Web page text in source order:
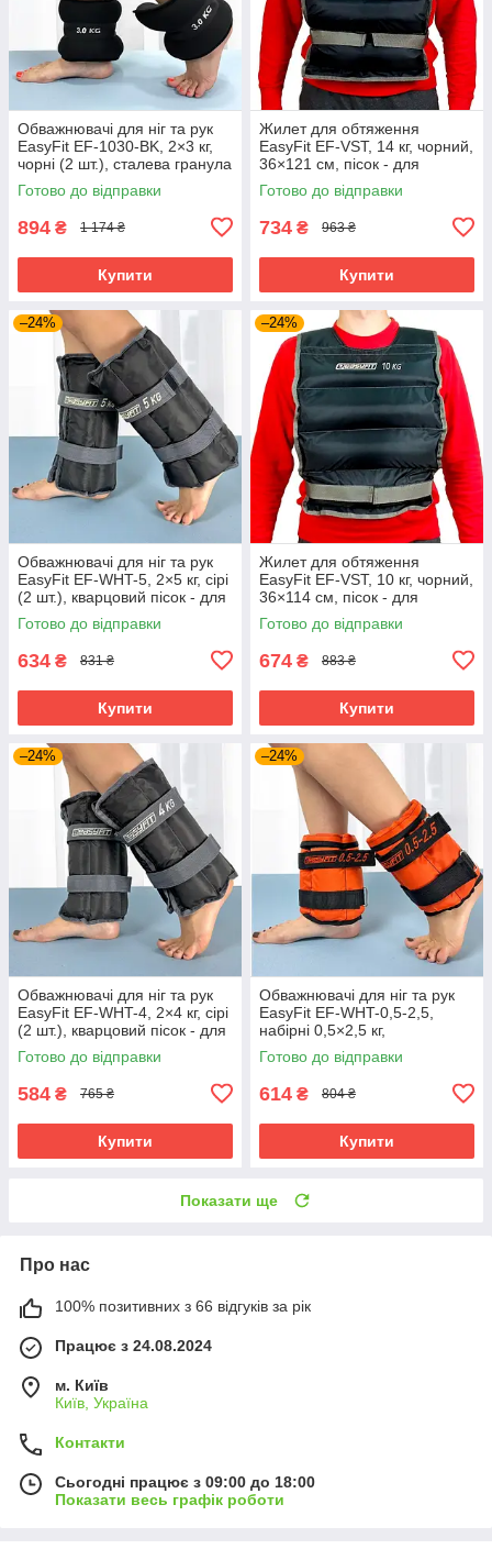
Обважнювачі для ніг та рук
EasyFit EF-1030-BK, 2×3 кг,
чорні (2 шт.), сталева гранула
- для фітнесу, бігу та
аеробіки
Готово до відправки
894 ₴ 1 174 ₴
Купити
Жилет для обтяження
EasyFit EF-VST, 14 кг, чорний,
36×121 см, пісок - для
фітнесу, функціональних
тренувань і кросфіту
Готово до відправки
734 ₴ 963 ₴
Купити
–24%
Обважнювачі для ніг та рук
EasyFit EF-WHT-5, 2×5 кг, сірі
(2 шт.), кварцовий пісок - для
фітнесу, бігу та аеробіки
Готово до відправки
634 ₴ 831 ₴
Купити
–24%
Жилет для обтяження
EasyFit EF-VST, 10 кг, чорний,
36×114 см, пісок - для
фітнесу, функціональних
тренувань і кросфіту
Готово до відправки
674 ₴ 883 ₴
Купити
–24%
Обважнювачі для ніг та рук
EasyFit EF-WHT-4, 2×4 кг, сірі
(2 шт.), кварцовий пісок - для
фітнесу, бігу та аеробіки
Готово до відправки
584 ₴ 765 ₴
Купити
–24%
Обважнювачі для ніг та рук
EasyFit EF-WHT-0,5-2,5,
набірні 0,5×2,5 кг,
помаранчеві (2 шт.),
кварцовий пісок - для фітнесу
Готово до відправки
614 ₴ 804 ₴
Купити
Показати ще
Про нас
100% позитивних з 66 відгуків за рік
Працює з 24.08.2024
м. Київ
Київ, Україна
Контакти
Сьогодні працює з 09:00 до 18:00
Показати весь графік роботи